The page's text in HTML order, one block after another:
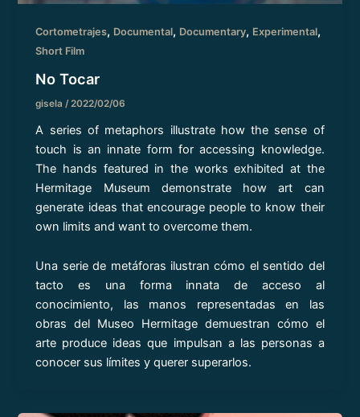
Cortometrajes, Documental, Documentary, Experimental,
Short Film
No Tocar
gisela/2022/02/06
A series of metaphors illustrate how the sense of
touch is an innate form for accessing knowledge.
The hands featured in the works exhibited at the
Hermitage Museum demonstrate how art can
generate ideas that encourage people to know their
own limits and want to overcome them.
Una serie de metáforas ilustran cómo el sentido del
tacto es una forma innata de acceso al
conocimiento, las manos representadas en las
obras del Museo Hermitage demuestran cómo el
arte produce ideas que impulsan a las personas a
conocer sus límites y querer superarlos.